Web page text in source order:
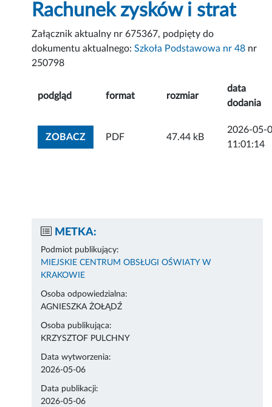
Rachunek zysków i strat
Załącznik aktualny nr 675367, podpięty do
dokumentu aktualnego:Szkoła Podstawowa nr 48 nr
250798
podgląd format rozmiar
data
dodania
ZOBACZZOBACZ ZAŁĄCZNIK
PDF 47.44 kB
2026-05-
11:01:14
METKA:
Podmiot publikujący:
MIEJSKIE CENTRUM OBSŁUGI OŚWIATY W
KRAKOWIE
Osoba odpowiedzialna:
AGNIESZKA ŻOŁĄDŹ
Osoba publikująca:
KRZYSZTOF PULCHNY
Data wytworzenia:
2026-05-06
Data publikacji:
2026-05-06